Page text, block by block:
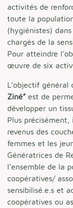
activités de
toute la
(hygiénistes)
chargés de la
Pour atteindre
œuvre de six
L’objectif général
Ziné” est de
développer un
Plus
revenus des
femmes et les
Génératrices de
l’ensemble de la
coopératives/
sensibilisé.e.s et
coopératives ou